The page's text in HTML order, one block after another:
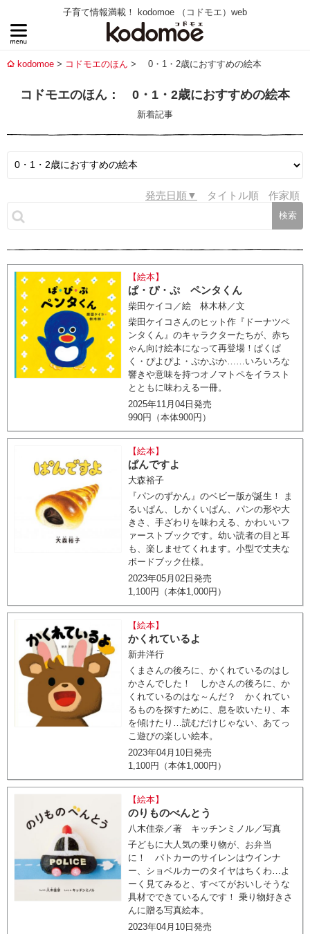
子育て情報満載！ kodomoe （コドモエ）web
kodomoe コドモエのほん 0・1・2歳におすすめの絵本
コドモエのほん： 0・1・2歳におすすめの絵本
新着記事
発売日順 タイトル順 作家順
【絵本】
ぱ・ぴ・ぷ ペンタくん
柴田ケイコ／絵 林木林／文
柴田ケイコさんのヒット作『ドーナツペ
ンタくん』のキャラクターたちが、赤ち
ゃん向け絵本になって再登場！ぱくぱ
く・ぴよぴよ・ぷかぷか……いろいろな
響きや意味を持つオノマトペをイラスト
とともに味わえる一冊。
2025年11月04日発売
990円（本体900円）
【絵本】
ぱんですよ
大森裕子
『パンのずかん』のベビー版が誕生！ ま
るいぱん、しかくいぱん、パンの形や大
きさ、手ざわりを味わえる、かわいいフ
ァーストブックです。幼い読者の目と耳
も、楽しませてくれます。小型で丈夫な
ボードブック仕様。
2023年05月02日発売
1,100円（本体1,000円）
【絵本】
かくれているよ
新井洋行
くまさんの後ろに、かくれているのはし
かさんでした！ しかさんの後ろに、か
くれているのはな～んだ？ かくれてい
るものを探すために、息を吹いたり、本
を傾けたり…読むだけじゃない、あてっ
こ遊びの楽しい絵本。
2023年04月10日発売
1,100円（本体1,000円）
【絵本】
のりものべんとう
八木佳奈／著 キッチンミノル／写真
子どもに大人気の乗り物が、お弁当
に！ パトカーのサイレンはウインナ
ー、ショベルカーのタイヤはちくわ…よ
ーく見てみると、すべてがおいしそうな
具材でできているんです！ 乗り物好きさ
んに贈る写真絵本。
2023年04月10日発売